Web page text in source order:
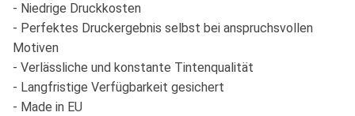
- Niedrige Druckkosten
- Perfektes Druckergebnis selbst bei anspruchsvollen
Motiven
- Verlässliche und konstante Tintenqualität
- Langfristige Verfügbarkeit gesichert
- Made in EU